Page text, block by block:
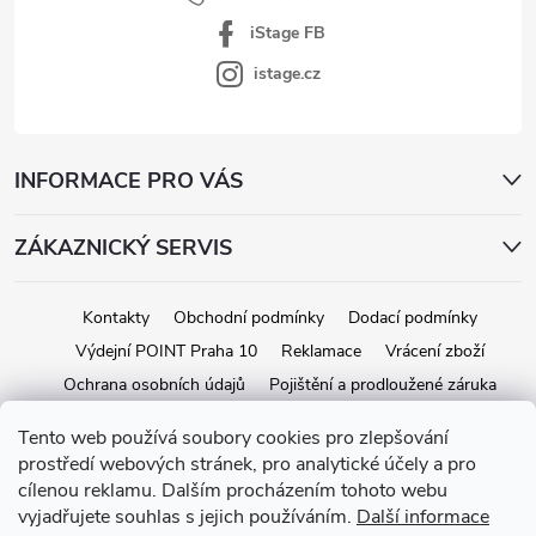
Tento web používá soubory cookies pro zlepšování
prostředí webových stránek, pro analytické účely a pro
cílenou reklamu. Dalším procházením tohoto webu
vyjadřujete souhlas s jejich používáním. Další informace
iStage FB
istage.cz
INFORMACE PRO VÁS
ZÁKAZNICKÝ SERVIS
Kontakty Obchodní podmínky
Dodací podmínky
Výdejní POINT Praha 10
Reklamace
Vrácení zboží
Ochrana osobních údajů
Pojištění a prodloužené záruka
Copyright 2026iStage.cz. Všechna práva vyhrazena.Upravit nastavení
cookies